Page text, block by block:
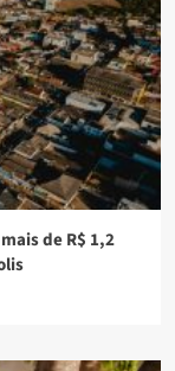
de R$ 1,2